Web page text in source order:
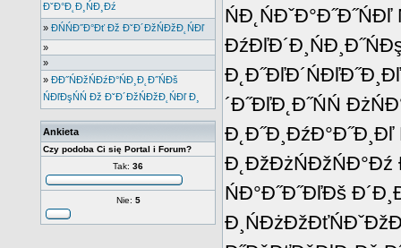
ĐˇĐ°Đ˛Đ¸ŃĐ¸Đź
» ĐŃŃĐ˝Đ°Đť Đž ĐˇĐ´ĐžŃĐžĐ˛ŃĐľ
»
»
» ĐĐ˝ŃĐžŃĐźĐ°ŃĐ¸Đ˛Đ˝ŃĐš
ŃĐľĐşŃŃ Đž ĐˇĐ´ĐžŃĐžĐ˛ŃĐľ Đ¸
Ankieta
Czy podoba Ci się Portal i Forum?
Tak: 36
Nie: 5
´Đ˝ĐľĐ˛Đ˝ŃŃ
Đ˛ĐžĐżŃĐžŃĐ°Đź
ŃĐ°Đ˝Đ˝ĐľĐš